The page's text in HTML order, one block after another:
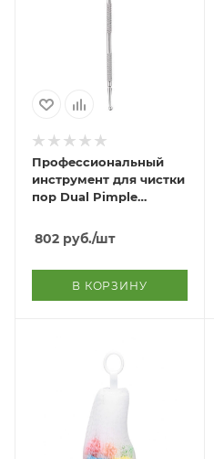
Профессиональный
инструмент для чистки
пор Dual Pimple
802 руб./шт
В КОРЗИНУ